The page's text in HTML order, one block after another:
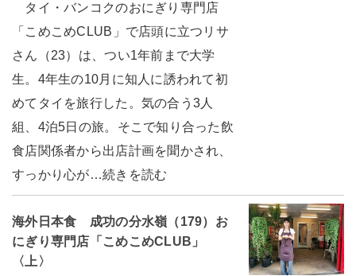
タイ・バンコクのおにぎり専門店
「こめこめCLUB」で店頭に立つリサ
さん（23）は、つい1年前まで大学
生。4年生の10月に知人に誘われて初
めてタイを旅行した。気の合う3人
組、4泊5日の旅。そこで知り合った飲
食店関係者から出店計画を聞かされ、
すっかり心が…続きを読む
海外日本食 成功の分水嶺（179）お
にぎり専門店「こめこめCLUB」
〈上〉